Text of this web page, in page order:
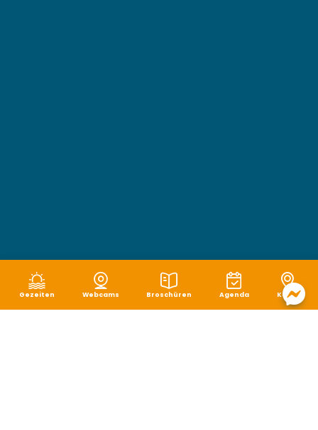
Gezeiten Webcams Broschüren Agenda Karte